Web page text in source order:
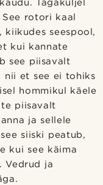
Tagaküljel
rotori kaal
seespool,
kui kannate
see piisavalt
nii et see ei tohiks
hommikul käele
piisavalt
ja sellele
siiski peatub,
kui see käima
Vedrud ja